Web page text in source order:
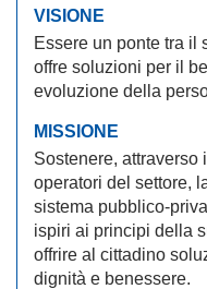
VISIONE
Essere un ponte tra il
offre soluzioni per il
evoluzione della
MISSIONE
Sostenere, attraverso
operatori del settore,
sistema pubblico-
ispiri ai principi della
offrire al cittadino
dignità e benessere.